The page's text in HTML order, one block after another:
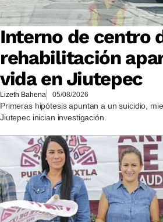
Interno de centro
rehabilitación
vida en Jiutepec
Lizeth Bahena 05/08/2026
Primeras hipótesis apuntan a un suicidio,
Jiutepec inician investigación.